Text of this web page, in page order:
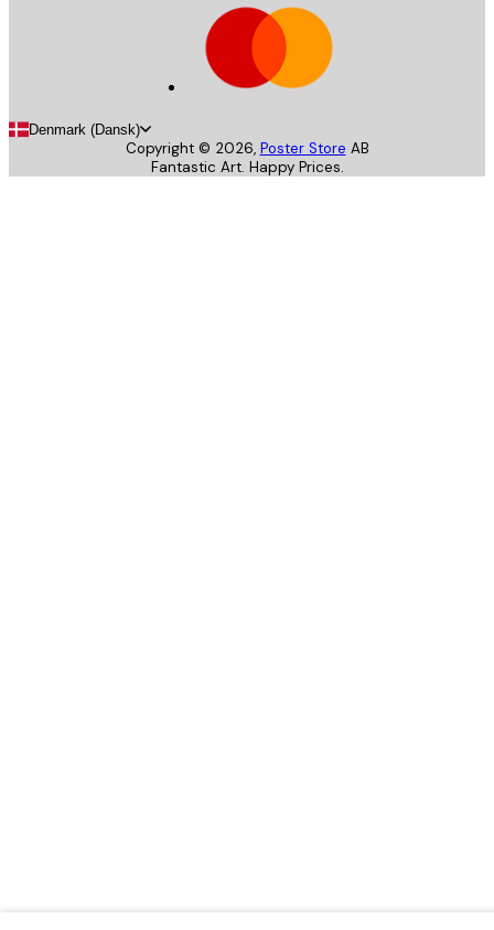
Denmark (Dansk)
Copyright © 2026, Poster Store AB
Fantastic Art. Happy Prices.